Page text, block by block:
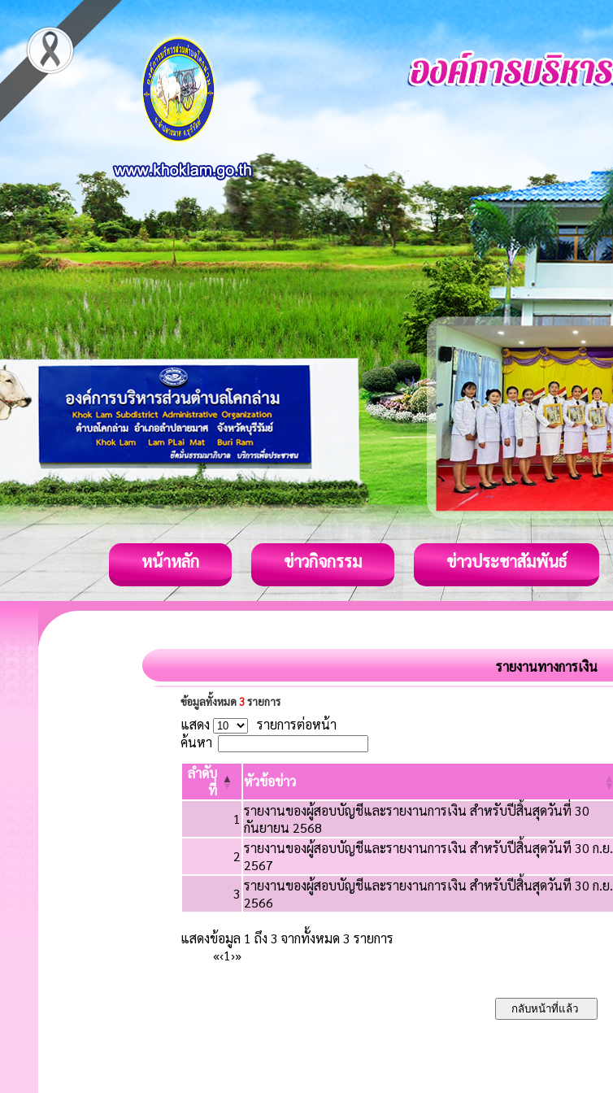
หน้าหลัก ข่าวกิจกรรม ข่าวประชาสัมพันธ์
รายงานทางการเงิน
ข้อมูลทั้งหมด3รายการ
แสดง
รายการต่อหน้า
ค้นหา
ลำดับ
ที่
หัวข้อข่าว
1 รายงานของผู้สอบบัญชีและรายงานการเงิน สำหรับปีสิ้นสุดวันที่ 30
กันยายน 2568
2 รายงานของผู้สอบบัญชีและรายงานการเงิน สำหรับปีสิ้นสุดวันที 30 ก.ย.
2567
3 รายงานของผู้สอบบัญชีและรายงานการเงิน สำหรับปีสิ้นสุดวันที 30 ก.ย.
2566
แสดงข้อมูล 1 ถึง 3 จากทั้งหมด 3 รายการ
«‹1›»